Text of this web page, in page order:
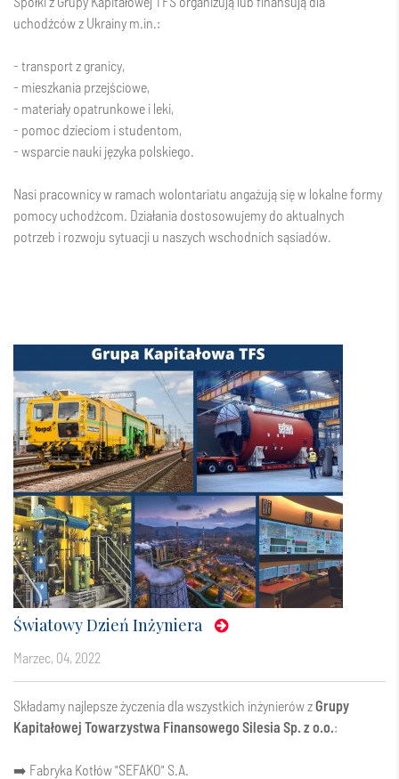
uchodźców z Ukrainy m.in.:
- transport z granicy,
- mieszkania przejściowe,
- materiały opatrunkowe i leki,
- pomoc dzieciom i studentom,
- wsparcie nauki języka polskiego.
Nasi pracownicy w ramach wolontariatu angażują się w lokalne formy
pomocy uchodźcom. Działania dostosowujemy do aktualnych
potrzeb i rozwoju sytuacji u naszych wschodnich sąsiadów.
Światowy Dzień Inżyniera
marzec, 04, 2022
Składamy najlepsze życzenia dla wszystkich inżynierów zGrupy
Kapitałowej Towarzystwa Finansowego Silesia Sp. z o.o.:
➡️ Fabryka Kotłów "SEFAKO" S.A.